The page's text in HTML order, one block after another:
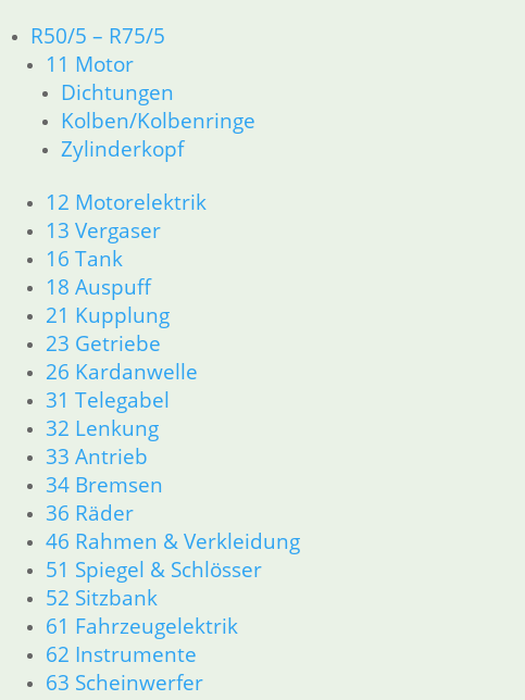
R50/5 – R75/5
11 Motor
Dichtungen
Kolben/Kolbenringe
Zylinderkopf
12 Motorelektrik
13 Vergaser
16 Tank
18 Auspuff
21 Kupplung
23 Getriebe
26 Kardanwelle
31 Telegabel
32 Lenkung
33 Antrieb
34 Bremsen
36 Räder
46 Rahmen & Verkleidung
51 Spiegel & Schlösser
52 Sitzbank
61 Fahrzeugelektrik
62 Instrumente
63 Scheinwerfer
16 Tank
21 Kupplung
23 Getriebe
26 Kardanwelle
31 Telegabel
33 Antrieb
34 Bremsen
46 Rahmen & Verkleidung
51 Spiegel & Schlösser
61 Fahrzeugelektrik
62 Instrumente
63 Scheinwerfer
R50/5 – R75/5
11 Motor
Dichtungen
Kolben/Kolbenringe
12 Motorelektrik
13 Vergaser
16 Tank
18 Auspuff
21 Kupplung
23 Getriebe
26 Kardanwelle